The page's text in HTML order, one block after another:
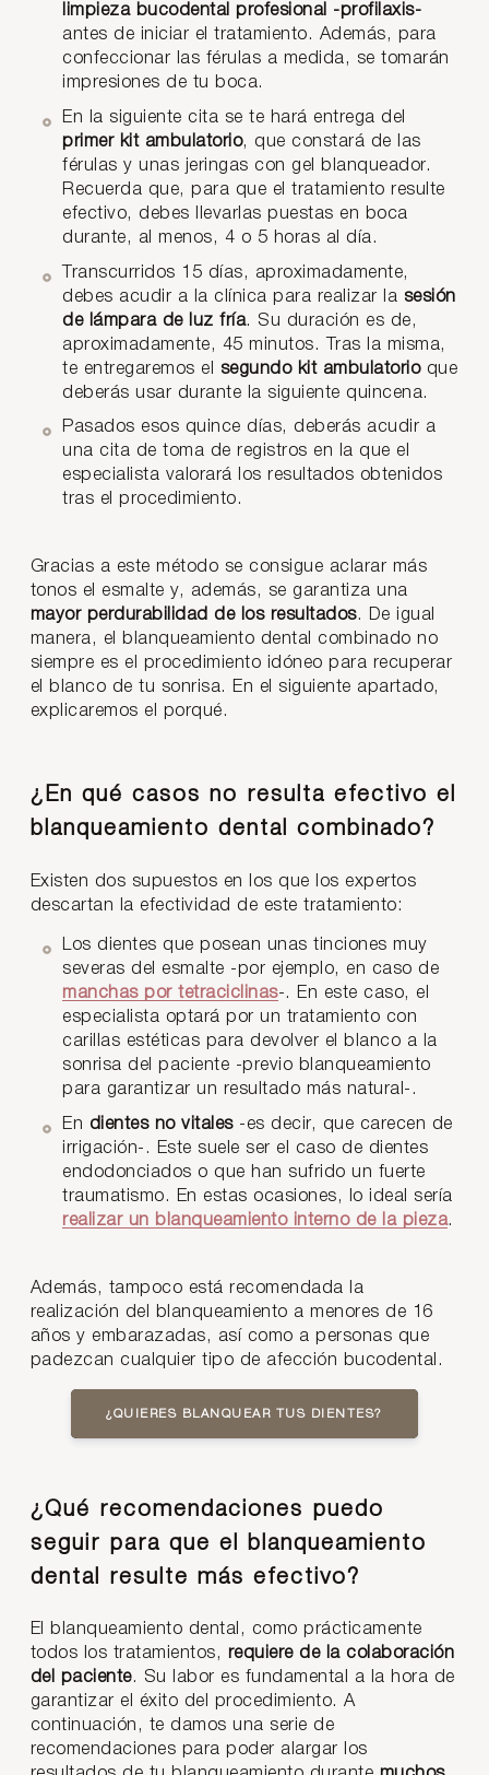
limpieza bucodental profesional -profilaxis-
antes de iniciar el tratamiento. Además, para
confeccionar las férulas a medida, se tomarán
impresiones de tu boca.
En la siguiente cita se te hará entrega del
primer kit ambulatorio, que constará de las
férulas y unas jeringas con gel blanqueador.
Recuerda que, para que el tratamiento resulte
efectivo, debes llevarlas puestas en boca
durante, al menos, 4 o 5 horas al día.
Transcurridos 15 días, aproximadamente,
debes acudir a la clínica para realizar la sesión
de lámpara de luz fría. Su duración es de,
aproximadamente, 45 minutos. Tras la misma,
te entregaremos el segundo kit ambulatorioque
deberás usar durante la siguiente quincena.
Pasados esos quince días, deberás acudir a
una cita de toma de registros en la que el
especialista valorará los resultados obtenidos
tras el procedimiento.
Gracias a este método se consigue aclarar más
tonos el esmalte y, además, se garantiza una
mayor perdurabilidad de los resultados. De igual
manera, el blanqueamiento dental combinado no
siempre es el procedimiento idóneo para recuperar
el blanco de tu sonrisa. En el siguiente apartado,
explicaremos el porqué.
¿En qué casos no resulta efectivo el
blanqueamiento dental combinado?
Existen dos supuestos en los que los expertos
descartan la efectividad de este tratamiento:
Los dientes que posean unas tinciones muy
severas del esmalte -por ejemplo, en caso de
manchas por tetraciclinas-. En este caso, el
especialista optará por un tratamiento con
carillas estéticas para devolver el blanco a la
sonrisa del paciente -previo blanqueamiento
para garantizar un resultado más natural-.
En dientes no vitales-es decir, que carecen de
irrigación-. Este suele ser el caso de dientes
endodonciados o que han sufrido un fuerte
traumatismo. En estas ocasiones, lo ideal sería
realizar un blanqueamiento interno de la pieza.
Además, tampoco está recomendada la
realización del blanqueamiento a menores de 16
años y embarazadas, así como a personas que
padezcan cualquier tipo de afección bucodental.
¿QUIERES BLANQUEAR TUS DIENTES?
¿Qué recomendaciones puedo
seguir para que el blanqueamiento
dental resulte más efectivo?
El blanqueamiento dental, como prácticamente
todos los tratamientos, requiere de la colaboración
del paciente. Su labor es fundamental a la hora de
garantizar el éxito del procedimiento. A
continuación, te damos una serie de
recomendaciones para poder alargar los